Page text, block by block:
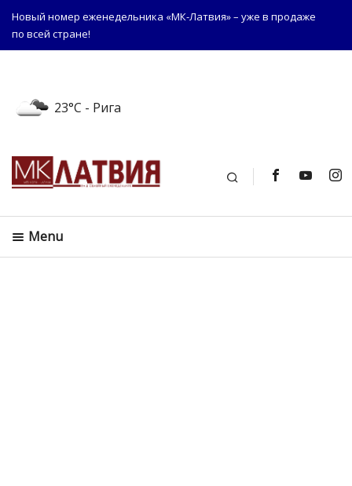
Новый номер еженедельника «МК-Латвия» – уже в продаже
по всей стране!
23°C - Рига
Поиск
Menu